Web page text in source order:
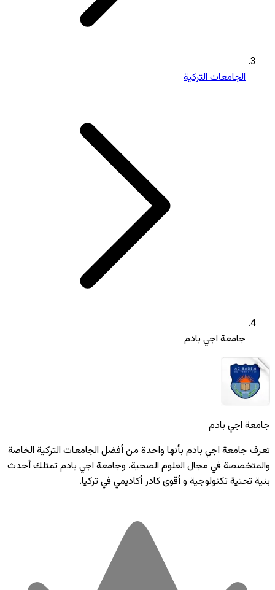
الجامعات التركية
جامعة اجي بادم
جامعة اجي بادم
تعرف جامعة اجي بادم بأنها واحدة من أفضل الجامعات التركية الخاصة
والمتخصصة في مجال العلوم الصحية، وجامعة اجي بادم تمتلك أحدث
بنية تحتية تكنولوجية و أقوى كادر أكاديمي في تركيا.